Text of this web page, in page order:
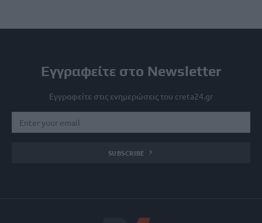
Εγγραφείτε στο Newsletter
Εγγραφείτε στις ενημερώσεις του creta24.gr
SUBSCRIBE